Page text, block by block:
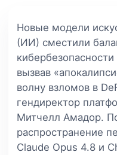
Новые модели
(ИИ) сместили
вызвав
волну взломов в
гендиректор
Митчелл Амадор.
распространение
Claude Opus 4.8 и